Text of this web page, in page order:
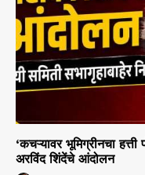
‘कचऱ्यावर भूमिग्रीनचा
अरविंद शिंदेंचे आंदोलन